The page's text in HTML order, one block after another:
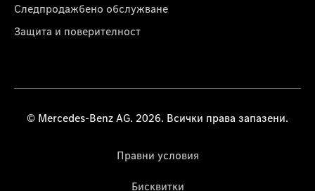
Следпродажбено обслужване
Защита и поверителност
© Mercedes-Benz AG. 2026. Всички права запазени.
Правни условия
Бисквитки